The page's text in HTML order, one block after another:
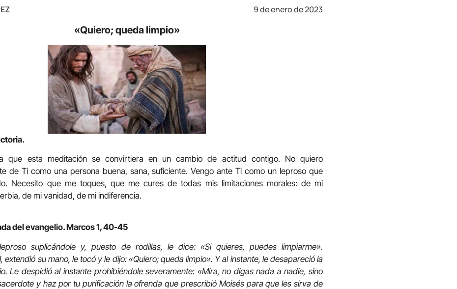
9 de enero de 2023
«Quiero; queda limpio»
que esta meditación se convirtiera en un cambio de actitud contigo. No quiero
de Ti como una persona buena, sana, suficiente. Vengo ante Ti como un leproso que
Necesito que me toques, que me cures de todas mis limitaciones morales: de mi
de mi vanidad, de mi indiferencia.
del evangelio. Marcos 1, 40-45
suplicándole y, puesto de rodillas, le dice: «Si quieres, puedes limpiarme».
extendió su mano, le tocó y le dijo: «Quiero; queda limpio». Y al instante, le desapareció la
Le despidió al instante prohibiéndole severamente: «Mira, no digas nada a nadie, sino
y haz por tu purificación la ofrenda que prescribió Moisés para que les sirva de